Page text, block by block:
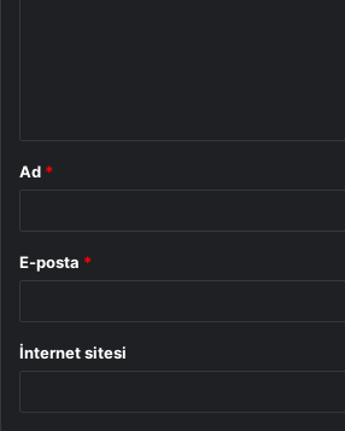
Ad *
E-posta *
İnternet sitesi